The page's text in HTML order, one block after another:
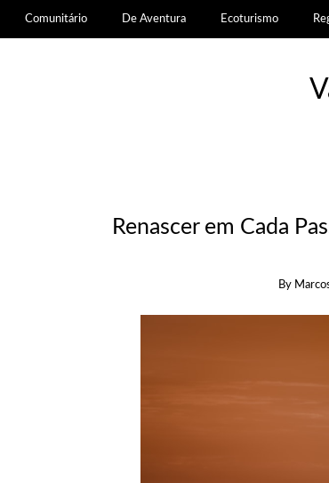
Comunitário De Aventura Ecoturismo
Renascer em Cada
By